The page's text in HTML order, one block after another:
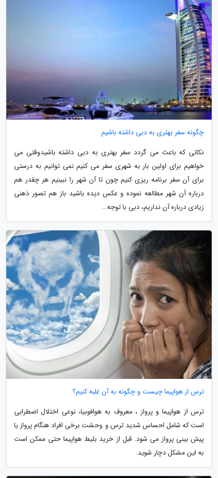
چگونه سفر بهتری به دبی داشته باشیم
نکاتی که باعث می گردد سفر بهتری به دبی داشته باشیدوقتی می
خواهیم برای اولین بار به شهری سفر می کنیم نمی توانیم به درستی
برای آن سفر برنامه ریزی کنیم چون تا آن شهر را نبینیم هر چقدر هم
درباره آن شهر مطالعه نموده و عکس دیده باشید باز هم تصور ذهنی
زیادی درباره آن نداریم، دبی با توجه...
ترس از هواپیما چیست و چگونه به آن غلبه کنیم؟
ترس از هواپیما و پرواز ، معروف به هوافوبیا، نوعی اختلال اضطرابی
است که شامل احساس شدید ترس و وحشت برخی افراد هنگام پرواز یا
پیش بینی پرواز می شود. قبل از خرید بلیط هواپیما حتی ممکن است
به این مشکل دچار شوید.